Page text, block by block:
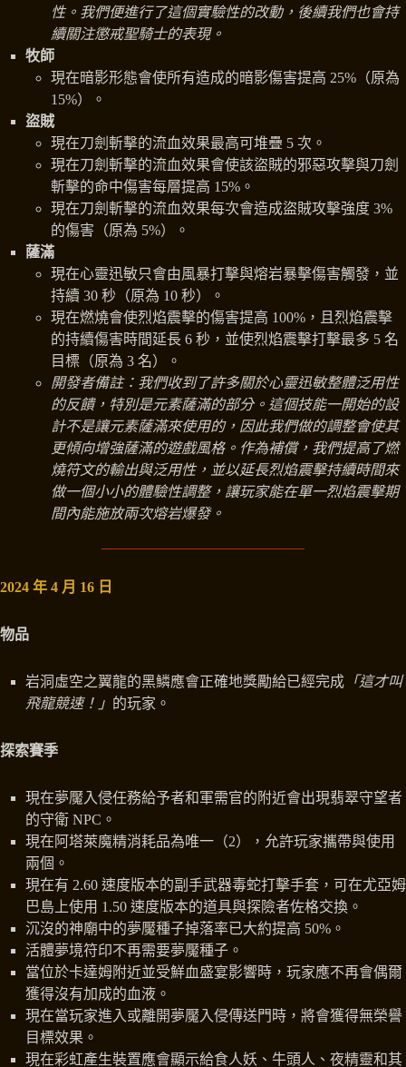
性。我們便進行了這個實驗性的改動，後續我們也會持
續關注懲戒聖騎士的表現。
牧師
現在暗影形態會使所有造成的暗影傷害提高 25%（原為
15%）。
盜賊
現在刀劍斬擊的流血效果最高可堆疊 5 次。
現在刀劍斬擊的流血效果會使該盜賊的邪惡攻擊與刀劍
斬擊的命中傷害每層提高 15%。
現在刀劍斬擊的流血效果每次會造成盜賊攻擊強度 3%
的傷害（原為 5%）。
薩滿
現在心靈迅敏只會由風暴打擊與熔岩暴擊傷害觸發，並
持續 30 秒（原為 10 秒）。
現在燃燒會使烈焰震擊的傷害提高 100%，且烈焰震擊
的持續傷害時間延長 6 秒，並使烈焰震擊打擊最多 5 名
目標（原為 3 名）。
開發者備註：我們收到了許多關於心靈迅敏整體泛用性
的反饋，特別是元素薩滿的部分。這個技能一開始的設
計不是讓元素薩滿來使用的，因此我們做的調整會使其
更傾向增強薩滿的遊戲風格。作為補償，我們提高了燃
燒符文的輸出與泛用性，並以延長烈焰震擊持續時間來
做一個小小的體驗性調整，讓玩家能在單一烈焰震擊期
間內能施放兩次熔岩爆發。
2024 年 4 月 16 日
物品
岩洞虛空之翼龍的黑鱗應會正確地獎勵給已經完成 「這才叫
飛龍競速！」 的玩家。
探索賽季
現在夢魘入侵任務給予者和軍需官的附近會出現翡翠守望者
的守衛 NPC。
現在阿塔萊魔精消耗品為唯一（2），允許玩家攜帶與使用
兩個。
現在有 2.60 速度版本的副手武器毒蛇打擊手套，可在尤亞姆
巴島上使用 1.50 速度版本的道具與探險者佐格交換。
沉沒的神廟中的夢魘種子掉落率已大約提高 50%。
活體夢境符印不再需要夢魘種子。
當位於卡達姆附近並受鮮血盛宴影響時，玩家應不再會偶爾
獲得沒有加成的血液。
現在當玩家進入或離開夢魘入侵傳送門時，將會獲得無榮譽
目標效果。
現在彩虹產生裝置應會顯示給食人妖、牛頭人、夜精靈和其